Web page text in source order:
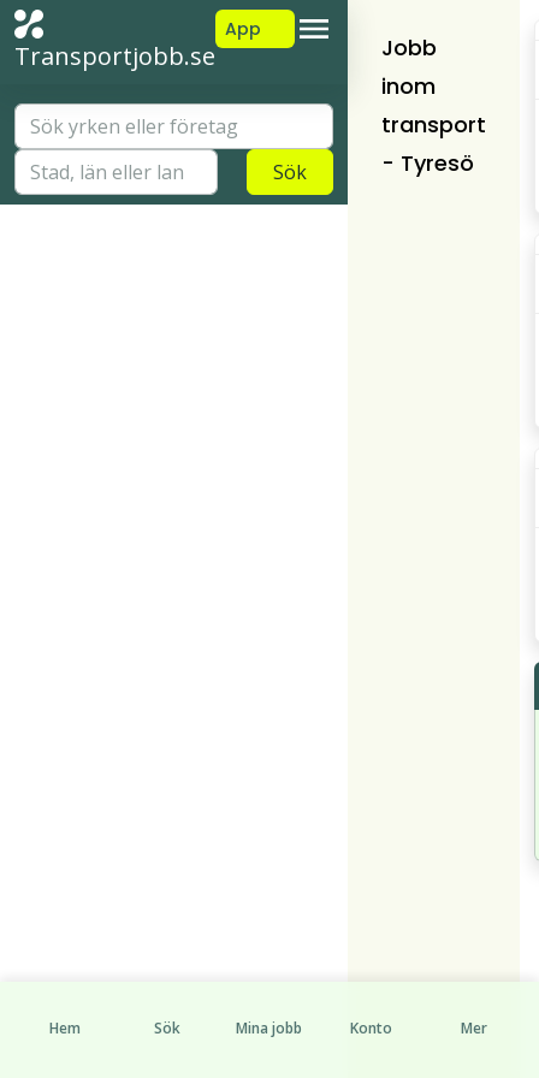
Transportjobb.se
App
Sök
Jobb
inom
transport
- Tyresö
Hem Sök Mina jobb Konto Mer